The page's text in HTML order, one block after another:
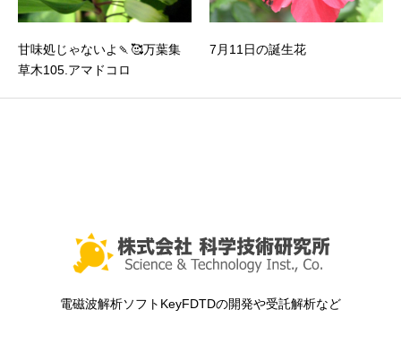
甘味処じゃないよ🍡🥰万葉集
草木105.アマドコロ
7月11日の誕生花
電磁波解析ソフトKeyFDTDの開発や受託解析など